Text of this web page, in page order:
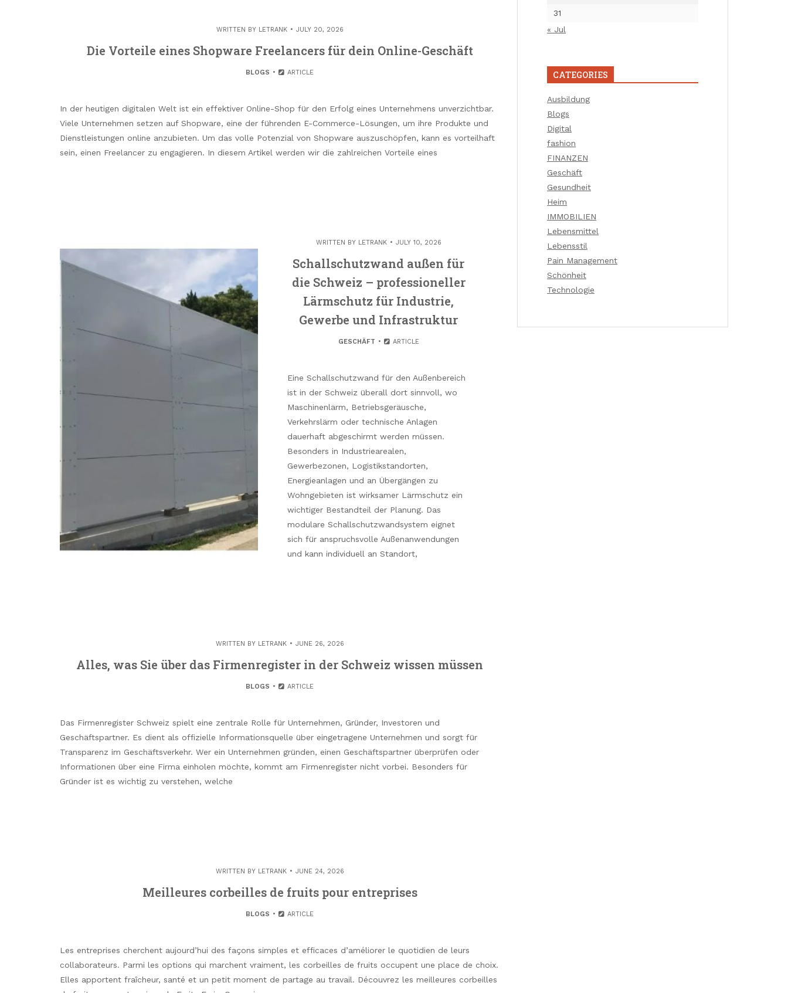
WRITTEN BY LETRANK JULY 20, 2026
Die Vorteile eines Shopware Freelancers für dein Online-Geschäft
BLOGS ARTICLE
In der heutigen digitalen Welt ist ein effektiver Online-Shop für den Erfolg eines Unternehmens unverzichtbar.
Viele Unternehmen setzen auf Shopware, eine der führenden E-Commerce-Lösungen, um ihre Produkte und
Dienstleistungen online anzubieten. Um das volle Potenzial von Shopware auszuschöpfen, kann es vorteilhaft
sein, einen Freelancer zu engagieren. In diesem Artikel werden wir die zahlreichen Vorteile eines
WRITTEN BY LETRANK JULY 10, 2026
Schallschutzwand außen für
die Schweiz – professioneller
Lärmschutz für Industrie,
Gewerbe und Infrastruktur
GESCHÄFT ARTICLE
Eine Schallschutzwand für den Außenbereich
ist in der Schweiz überall dort sinnvoll, wo
Maschinenlärm, Betriebsgeräusche,
Verkehrslärm oder technische Anlagen
dauerhaft abgeschirmt werden müssen.
Besonders in Industriearealen,
Gewerbezonen, Logistikstandorten,
Energieanlagen und an Übergängen zu
Wohngebieten ist wirksamer Lärmschutz ein
wichtiger Bestandteil der Planung. Das
modulare Schallschutzwandsystem eignet
sich für anspruchsvolle Außenanwendungen
und kann individuell an Standort,
WRITTEN BY LETRANK JUNE 26, 2026
Alles, was Sie über das Firmenregister in der Schweiz wissen müssen
BLOGS ARTICLE
Das Firmenregister Schweiz spielt eine zentrale Rolle für Unternehmen, Gründer, Investoren und
Geschäftspartner. Es dient als offizielle Informationsquelle über eingetragene Unternehmen und sorgt für
Transparenz im Geschäftsverkehr. Wer ein Unternehmen gründen, einen Geschäftspartner überprüfen oder
Informationen über eine Firma einholen möchte, kommt am Firmenregister nicht vorbei. Besonders für
Gründer ist es wichtig zu verstehen, welche
WRITTEN BY LETRANK JUNE 24, 2026
Meilleures corbeilles de fruits pour entreprises
BLOGS ARTICLE
Les entreprises cherchent aujourd’hui des façons simples et efficaces d’améliorer le quotidien de leurs
collaborateurs. Parmi les options qui marchent vraiment, les corbeilles de fruits occupent une place de choix.
Elles apportent fraîcheur, santé et un petit moment de partage au travail. Découvrez les meilleures corbeilles
31
« Jul
CATEGORIES
Ausbildung
Blogs
Digital
fashion
FINANZEN
Geschäft
Gesundheit
Heim
IMMOBILIEN
Lebensmittel
Lebensstil
Pain Management
Schönheit
Technologie